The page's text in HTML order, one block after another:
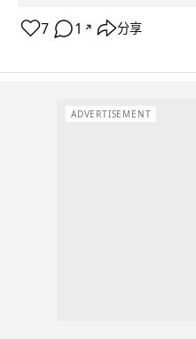
7 1 ↗ 分享
ADVERTISEMENT